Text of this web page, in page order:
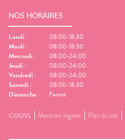
NOS HORAIRES
Lundi :
08:00-18:30
Mardi :
08:00-18:30
Mercredi :
08:00-24:00
Jeudi :
08:00-24:00
Vendredi :
08:00-24:00
Samedi :
08:00-18:30
Dimanche : Fermé
CGUVL Mentions légales Plan du site